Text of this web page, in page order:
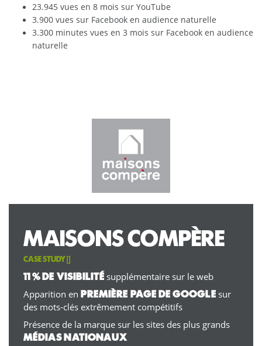
23.945 vues en 8 mois sur YouTube
3.900 vues sur Facebook en audience naturelle
3.300 minutes vues en 3 mois sur Facebook en audience
naturelle
MAISONS COMPÈRE
CASE STUDY []
11 % DE VISIBILITÉ supplémentaire sur le web
Apparition en PREMIÈRE PAGE DE GOOGLE sur
des mots-clés extrêmement compétitifs
Présence de la marque sur les sites des plus grands
MÉDIAS NATIONAUX